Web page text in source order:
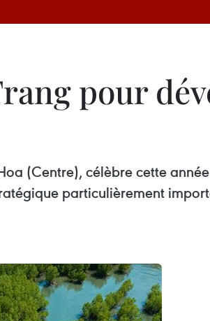
pour
(Centre), célèbre cette année
particulièrement